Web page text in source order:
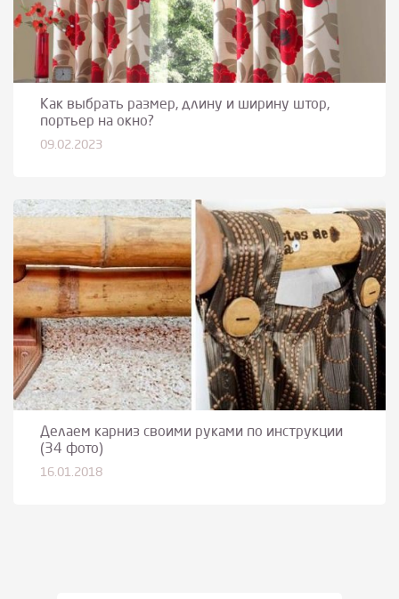
Как выбрать размер, длину и ширину штор,
портьер на окно?
09.02.2023
Делаем карниз своими руками по инструкции
(34 фото)
16.01.2018